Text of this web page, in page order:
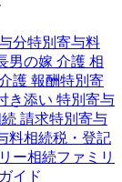
分特別寄与料
男の嫁 介護 相
護 報酬特別寄
き添い 特別寄与
請求特別寄与
料相続税・登記
ー相続ファミリ
イド